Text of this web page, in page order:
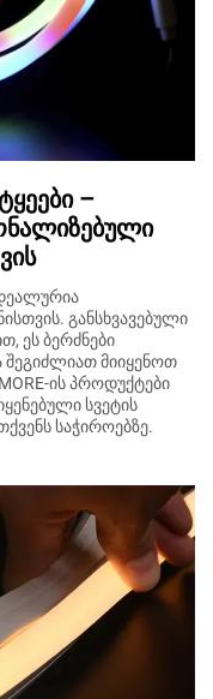
–
განსხვავებული
ეს ბერძნები
შეგიძლიათ მიიყენოთ
ის პროდუქტები
სვეტის
საჭიროებზე.